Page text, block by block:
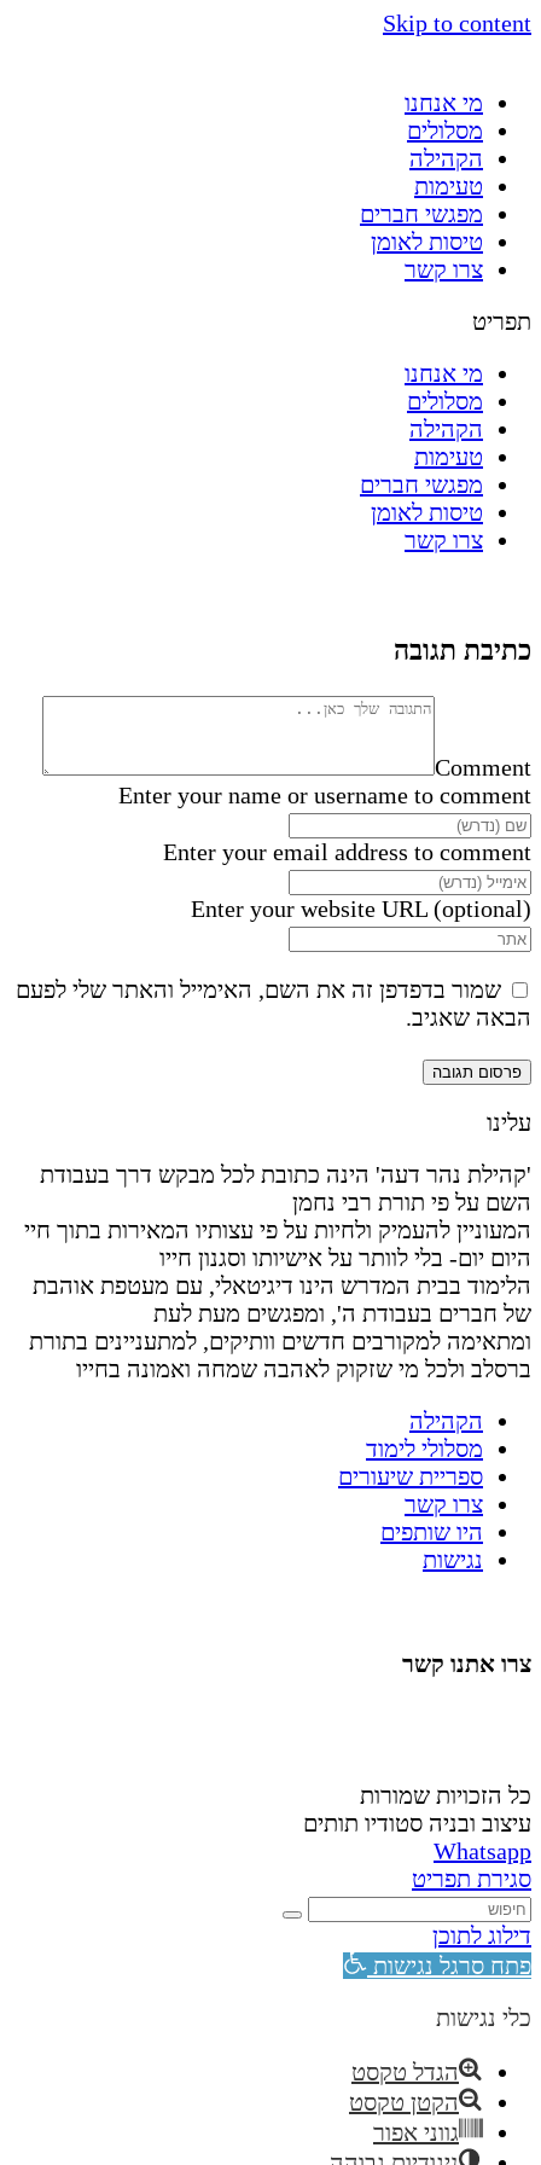
Skip to content
מי אנחנו
מסלולים
הקהילה
טעימות
מפגשי חברים
טיסות לאומן
צרו קשר
תפריט
מי אנחנו
מסלולים
הקהילה
טעימות
מפגשי חברים
טיסות לאומן
צרו קשר
כתיבת תגובה
Comment
Enter your name or username to comment
Enter your email address to comment
Enter your website URL (optional)
שמור בדפדפן זה את השם, האימייל והאתר שלי לפעם
הבאה שאגיב.
עלינו
'קהילת נהר דעה' הינה כתובת לכל מבקש דרך בעבודת
השם על פי תורת רבי נחמן
המעוניין להעמיק ולחיות על פי עצותיו המאירות בתוך חיי
היום יום- בלי לוותר על אישיותו וסגנון חייו
הלימוד בבית המדרש הינו דיגיטאלי, עם מעטפת אוהבת
של חברים בעבודת ה', ומפגשים מעת לעת
ומתאימה למקורבים חדשים וותיקים, למתעניינים בתורת
ברסלב ולכל מי שזקוק לאהבה שמחה ואמונה בחייו
הקהילה
מסלולי לימוד
ספריית שיעורים
צרו קשר
היו שותפים
נגישות
צרו אתנו קשר
כל הזכויות שמורות
עיצוב ובניה סטודיו תותים
Whatsapp
סגירת תפריט
דילוג לתוכן
פתח סרגל נגישות
כלי נגישות
הגדל טקסט
הקטן טקסט
גווני אפור